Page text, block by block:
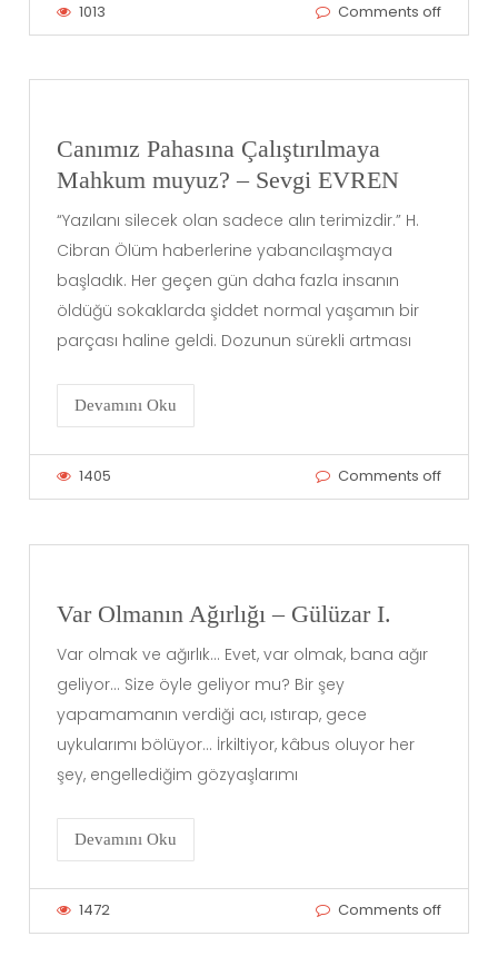
1013 Comments off
Canımız Pahasına Çalıştırılmaya
Mahkum muyuz? – Sevgi EVREN
“Yazılanı silecek olan sadece alın terimizdir.” H.
Cibran Ölüm haberlerine yabancılaşmaya
başladık. Her geçen gün daha fazla insanın
öldüğü sokaklarda şiddet normal yaşamın bir
parçası haline geldi. Dozunun sürekli artması
Devamını Oku
1405 Comments off
Var Olmanın Ağırlığı – Gülüzar I.
Var olmak ve ağırlık… Evet, var olmak, bana ağır
geliyor… Size öyle geliyor mu? Bir şey
yapamamanın verdiği acı, ıstırap, gece
uykularımı bölüyor… İrkiltiyor, kâbus oluyor her
şey, engellediğim gözyaşlarımı
Devamını Oku
1472 Comments off